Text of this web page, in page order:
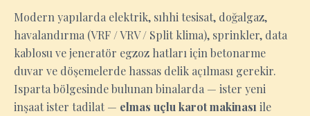
Modern yapılarda elektrik, sıhhi tesisat, doğalgaz,
havalandırma (VRF / VRV / Split klima), sprinkler, data
kablosu ve jeneratör egzoz hatları için betonarme
duvar ve döşemelerde hassas delik açılması gerekir.
Isparta bölgesinde bulunan binalarda — ister yeni
inşaat ister tadilat — elmas uçlu karot makinası ile